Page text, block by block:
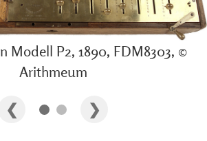
Modell P2, 1890, FDM8303, ©
Arithmeum